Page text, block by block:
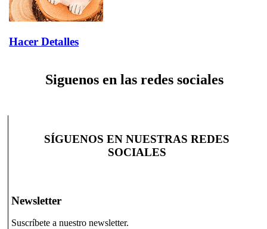
Hacer Detalles
Siguenos en las redes sociales
SÍGUENOS EN NUESTRAS REDES
SOCIALES
Newsletter
Suscríbete a nuestro newsletter.